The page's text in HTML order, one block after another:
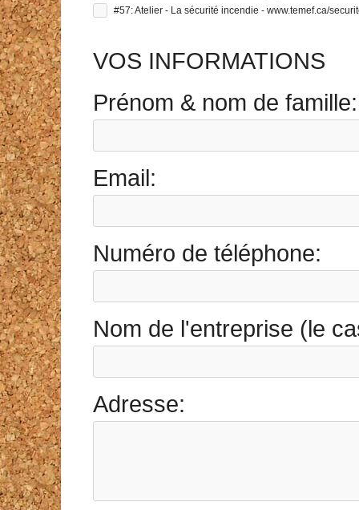
#57: Atelier - La sécurité incendie - www.temef.ca/
VOS INFORMATIONS
Prénom & nom de famille:
Email:
Numéro de téléphone:
Nom de l'entreprise (le
Adresse: